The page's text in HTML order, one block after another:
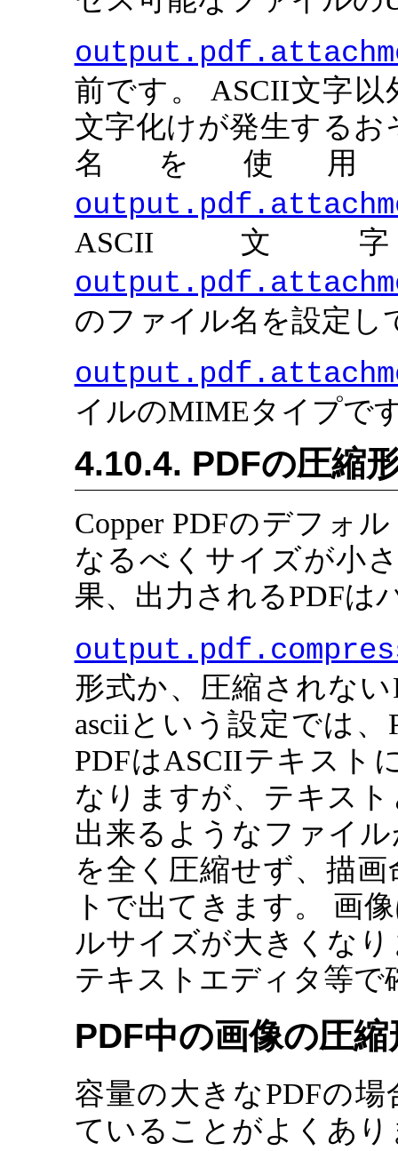
前です。 ASCII文字
文字化けが発生する
名を使
ASCII
のファイル名を設定し
イルのMIMEタイプで
4.10.4. PDFの圧縮
Copper PDFのデフォ
なるべくサイズが小
果、出力されるPDFは
形式か、圧縮されな
asciiという設定では
PDFはASCIIテキスト
なりますが、テキス
出来るようなファイ
を全く圧縮せず、描
トで出てきます。 画
ルサイズが大きくな
テキストエディタ等で
PDF中の画像の圧縮
容量の大きなPDFの
ていることがよくあ